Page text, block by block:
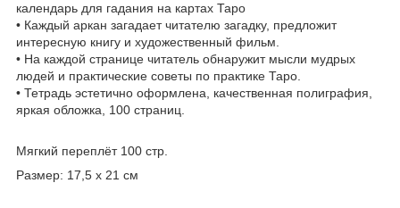
календарь для гадания на картах Таро
• Каждый аркан загадает читателю загадку, предложит
интересную книгу и художественный фильм.
• На каждой странице читатель обнаружит мысли мудрых
людей и практические советы по практике Таро.
• Тетрадь эстетично оформлена, качественная полиграфия,
яркая обложка, 100 страниц.
Мягкий переплёт 100 стр.
Размер: 17,5 х 21 см